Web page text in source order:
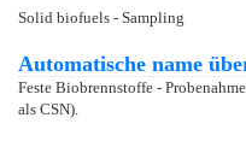
Solid biofuels - Sampling
Automatische name
Feste Biobrennstoffe -
als CSN).